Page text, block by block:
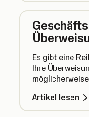
Es gibt eine
Ihre
scheitern und
können.
Artikel lesen